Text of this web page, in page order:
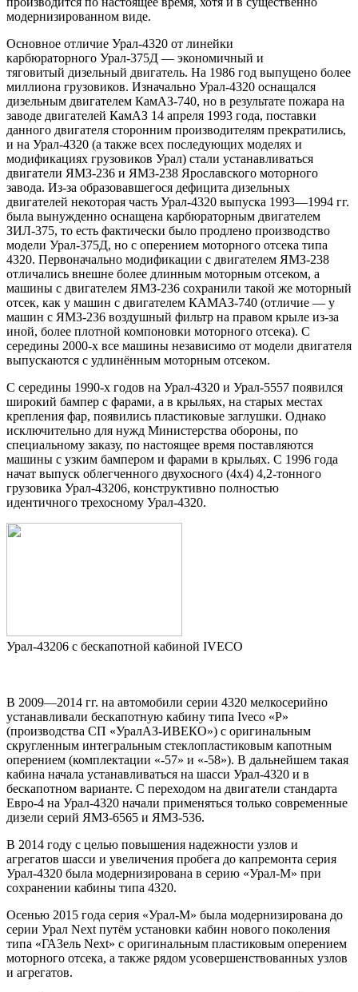
модернизированном виде.
Основное отличие Урал-4320 от линейки
карбюраторного Урал-375Д — экономичный и
тяговитый дизельный двигатель. На 1986 год выпущено более
миллиона грузовиков. Изначально Урал-4320 оснащался
дизельным двигателем КамАЗ-740, но в результате пожара на
заводе двигателей КамАЗ 14 апреля 1993 года, поставки
данного двигателя сторонним производителям прекратились,
и на Урал-4320 (а также всех последующих моделях и
модификациях грузовиков Урал) стали устанавливаться
двигатели ЯМЗ-236 и ЯМЗ-238 Ярославского моторного
завода. Из-за образовавшегося дефицита дизельных
двигателей некоторая часть Урал-4320 выпуска 1993—1994 гг.
была вынужденно оснащена карбюраторным двигателем
ЗИЛ-375, то есть фактически было продлено производство
модели Урал-375Д, но с оперением моторного отсека типа
4320. Первоначально модификации с двигателем ЯМЗ-238
отличались внешне более длинным моторным отсеком, а
машины с двигателем ЯМЗ-236 сохранили такой же моторный
отсек, как у машин с двигателем КАМАЗ-740 (отличие — у
машин с ЯМЗ-236 воздушный фильтр на правом крыле из-за
иной, более плотной компоновки моторного отсека). С
середины 2000-х все машины независимо от модели двигателя
выпускаются с удлинённым моторным отсеком.
С середины 1990-х годов на Урал-4320 и Урал-5557 появился
широкий бампер с фарами, а в крыльях, на старых местах
крепления фар, появились пластиковые заглушки. Однако
исключительно для нужд Министерства обороны, по
специальному заказу, по настоящее время поставляются
машины с узким бампером и фарами в крыльях. С 1996 года
начат выпуск облегченного двухосного (4х4) 4,2-тонного
грузовика Урал-43206, конструктивно полностью
идентичного трехосному Урал-4320.
Урал-43206 с бескапотной кабиной IVECO
В 2009—2014 гг. на автомобили серии 4320 мелкосерийно
устанавливали бескапотную кабину типа Iveco «P»
(производства СП «УралАЗ-ИВЕКО») с оригинальным
скругленным интегральным стеклопластиковым капотным
оперением (комплектации «-57» и «-58»). В дальнейшем такая
кабина начала устанавливаться на шасси Урал-4320 и в
бескапотном варианте. С переходом на двигатели стандарта
Евро-4 на Урал-4320 начали применяться только современные
дизели серий ЯМЗ-6565 и ЯМЗ-536.
В 2014 году с целью повышения надежности узлов и
агрегатов шасси и увеличения пробега до капремонта серия
Урал-4320 была модернизирована в серию «Урал-М» при
сохранении кабины типа 4320.
Осенью 2015 года серия «Урал-М» была модернизирована до
серии Урал Next путём установки кабин нового поколения
типа «ГАЗель Next» с оригинальным пластиковым оперением
моторного отсека, а также рядом усовершенствованных узлов
и агрегатов.